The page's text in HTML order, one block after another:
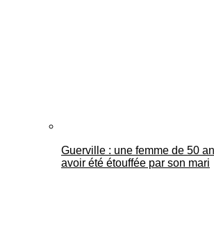
Guerville : une femme de 50
avoir été étouffée par son mari